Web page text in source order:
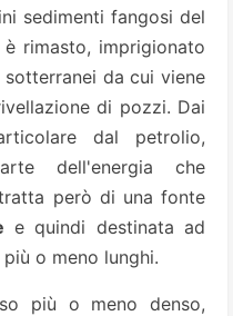
sedimenti fangosi del
rimasto, imprigionato
da cui viene
di pozzi. Dai
dal petrolio,
dell'energia che
però di una fonte
e quindi destinata ad
o meno lunghi.
più o meno denso,